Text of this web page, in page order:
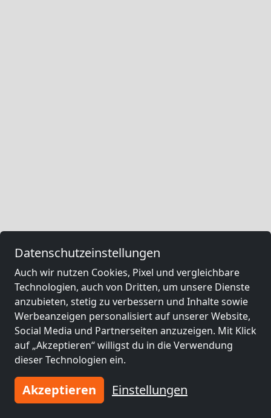
Datenschutzeinstellungen
Auch wir nutzen Cookies, Pixel und vergleichbare
Technologien, auch von Dritten, um unsere Dienste
anzubieten, stetig zu verbessern und Inhalte sowie
Werbeanzeigen personalisiert auf unserer Website,
Social Media und Partnerseiten anzuzeigen. Mit Klick
auf „Akzeptieren“ willigst du in die Verwendung
dieser Technologien ein.
Akzeptieren Einstellungen